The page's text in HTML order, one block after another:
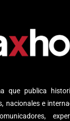
que publica
nacionales e